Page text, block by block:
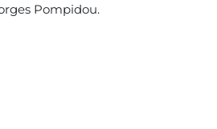
Pompidou.